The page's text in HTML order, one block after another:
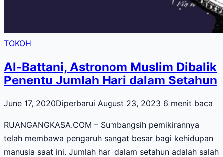
TOKOH
Al-Battani, Astronom Muslim Dibalik
Penentu Jumlah Hari dalam Setahun
June 17, 2020Diperbarui August 23, 2023 6 menit baca
RUANGANGKASA.COM – Sumbangsih pemikirannya
telah membawa pengaruh sangat besar bagi kehidupan
manusia saat ini. Jumlah hari dalam setahun adalah salah